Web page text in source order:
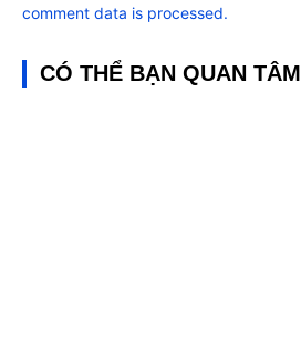
comment data is processed.
CÓ THỂ BẠN QUAN TÂM